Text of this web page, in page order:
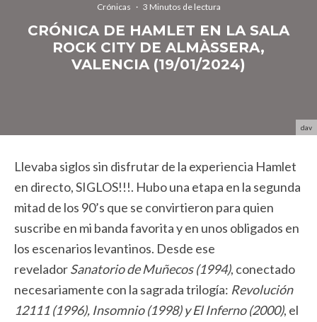
dav
Crónicas · 3 Minutos de lectura
CRÓNICA DE HAMLET EN LA SALA
ROCK CITY DE ALMÀSSERA,
VALENCIA (19/01/2024)
Llevaba siglos sin disfrutar de la experiencia Hamlet
en directo, SIGLOS!!!. Hubo una etapa en la segunda
mitad de los 90’s que se convirtieron para quien
suscribe en mi banda favorita y en unos obligados en
los escenarios levantinos. Desde ese
reveladorSanatorio de Muñecos (1994), conectado
necesariamente con la sagrada trilogía: Revolución
12111 (1996), Insomnio (1998) y El Inferno (2000), el